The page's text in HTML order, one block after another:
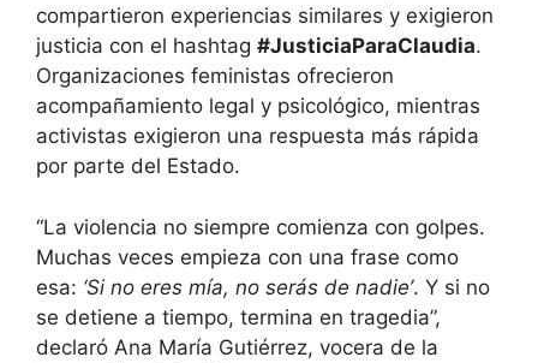
compartieron experiencias similares y exigieron
justicia con el hashtag #JusticiaParaClaudia.
Organizaciones feministas ofrecieron
acompañamiento legal y psicológico, mientras
activistas exigieron una respuesta más rápida
por parte del Estado.
“La violencia no siempre comienza con golpes.
Muchas veces empieza con una frase como
esa: ‘Si no eres mía, no serás de nadie’. Y si no
se detiene a tiempo, termina en tragedia”,
declaró Ana María Gutiérrez, vocera de la